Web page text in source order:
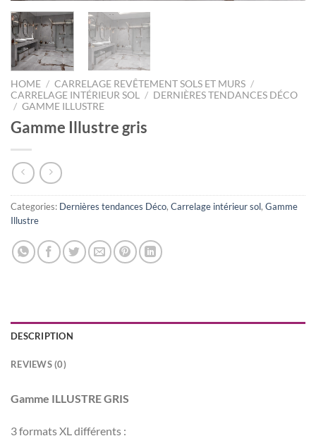
HOME / CARRELAGE REVÊTEMENT SOLS ET MURS /
CARRELAGE INTÉRIEUR SOL
/ DERNIÈRES TENDANCES DÉCO
/ GAMME ILLUSTRE
Gamme Illustre gris
Categories: Dernières tendances Déco, Carrelage intérieur sol, Gamme
Illustre
DESCRIPTION
REVIEWS (0)
Gamme ILLUSTRE GRIS
3 formats XL différents :